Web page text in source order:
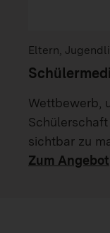
Eltern,
Wettbewerb,
sichtbar zu
Zum Angebot